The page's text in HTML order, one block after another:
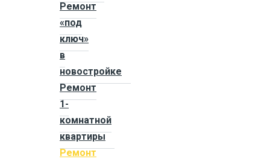
Ремонт
«под
ключ»
в
новостройке
Ремонт
1-
комнатной
квартиры
Ремонт